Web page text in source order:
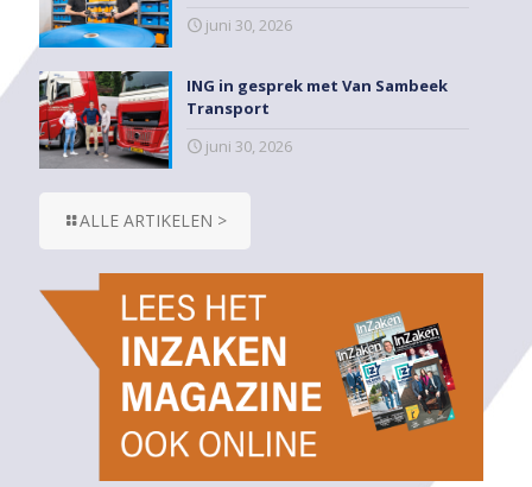
juni 30, 2026
ING in gesprek met Van Sambeek
Transport
juni 30, 2026
ALLE ARTIKELEN >